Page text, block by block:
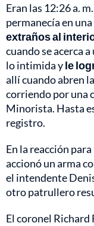
Eran las 12:26 a.
permanecía en
extraños al
cuando se acerca
lo intimida yle
allí cuando abren
corriendo por una
Minorista. Hasta
registro.
En la reacción
accionó un arma
el intendente
otro patrullero
El coronel Richard